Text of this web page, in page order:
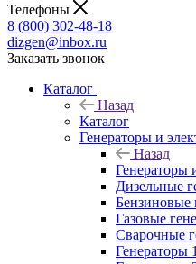
Телефоны
8 (800) 302-48-18
dizgen@inbox.ru
Заказать звонок
Каталог
Назад
Каталог
Генераторы и
Назад
Генераторы
Дизельные
Бензиновые
Газовые
Сварочные
Генераторы